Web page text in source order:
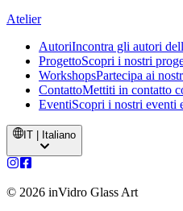
Atelier
AutoriIncontra gli autori
ProgettoScopri i nostri
WorkshopsPartecipa ai
ContattoMettiti in contatto
EventiScopri i nostri eventi
IT | Italiano
© 2026 inVidro Glass Art